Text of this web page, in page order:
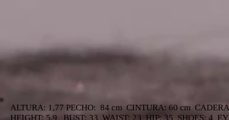
ALTURA: 1,77 PECHO: 84 cm CINTURA: 60 cm
HEIGHT: 5.9 BUST; 33 WAIST: 23 HIP: 35 SHOES: 4